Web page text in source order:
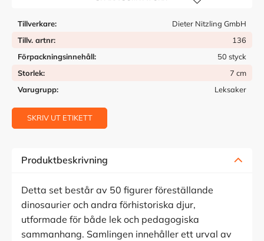
Lägg till i önskelista
Tillverkare
Dieter Nitzling GmbH
Tillv. artnr
136
Förpackningsinnehåll
50 styck
Storlek
7 cm
Varugrupp
Leksaker
SKRIV UT ETIKETT
Produktbeskrivning
Detta set består av 50 figurer föreställande
dinosaurier och andra förhistoriska djur,
utformade för både lek och pedagogiska
sammanhang. Samlingen innehåller ett urval av